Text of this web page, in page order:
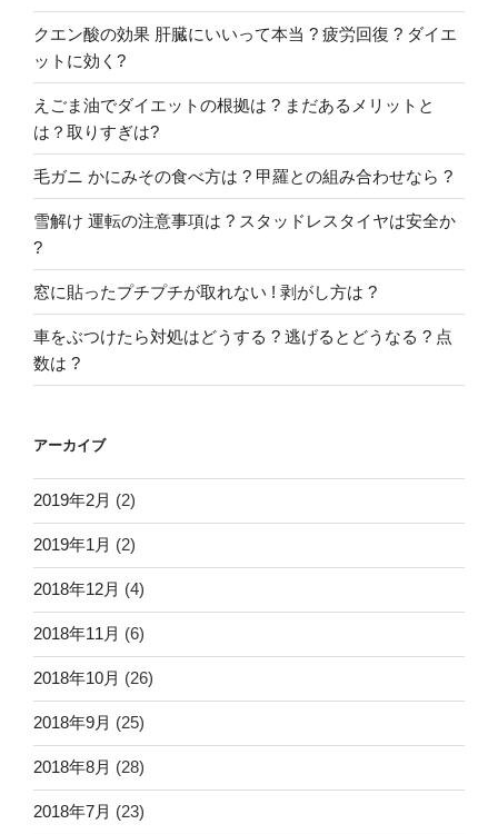
クエン酸の効果 肝臓にいいって本当 ? 疲労回復 ? ダイエ
ットに効く?
えごま油でダイエットの根拠は ? まだあるメリットと
は？取りすぎは?
毛ガニ かにみその食べ方は ? 甲羅との組み合わせなら ?
雪解け 運転の注意事項は ? スタッドレスタイヤは安全か
?
窓に貼ったプチプチが取れない ! 剥がし方は ?
車をぶつけたら対処はどうする ? 逃げるとどうなる ? 点
数は ?
アーカイブ
2019年2月 (2)
2019年1月 (2)
2018年12月 (4)
2018年11月 (6)
2018年10月 (26)
2018年9月 (25)
2018年8月 (28)
2018年7月 (23)